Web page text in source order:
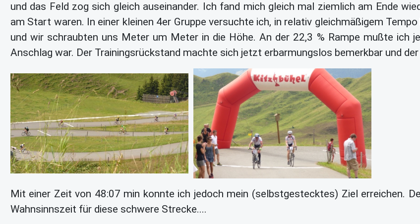
und das Feld zog sich gleich auseinander. Ich fand mich gleich mal ziemlich am Ende
am Start waren. In einer kleinen 4er Gruppe versuchte ich, in relativ gleichmäßigem
und wir schraubten uns Meter um Meter in die Höhe. An der 22,3 % Rampe mußte ich
Anschlag war. Der Trainingsrückstand machte sich jetzt erbarmungslos bemerkbar und
Mit einer Zeit von 48:07 min konnte ich jedoch mein (selbstgestecktes) Ziel erreichen.
Wahnsinnszeit für diese schwere Strecke....